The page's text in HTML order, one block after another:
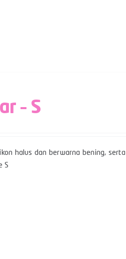
– S
halus dan berwarna bening,
S